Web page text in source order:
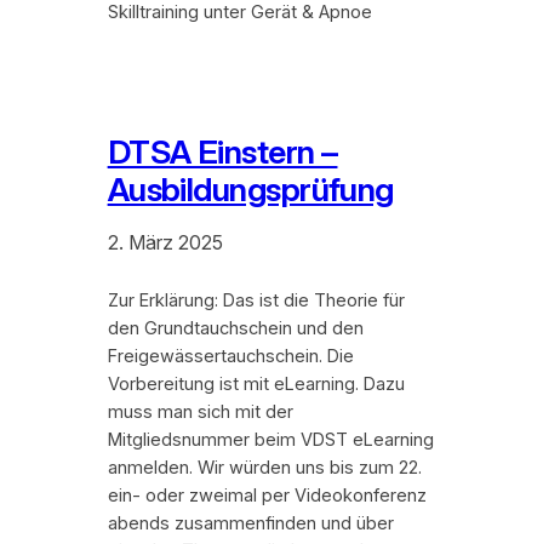
Skilltraining unter Gerät & Apnoe
DTSA Einstern –
Ausbildungsprüfung
2. März 2025
Zur Erklärung: Das ist die Theorie für
den Grundtauchschein und den
Freigewässertauchschein. Die
Vorbereitung ist mit eLearning. Dazu
muss man sich mit der
Mitgliedsnummer beim VDST eLearning
anmelden. Wir würden uns bis zum 22.
ein- oder zweimal per Videokonferenz
abends zusammenfinden und über